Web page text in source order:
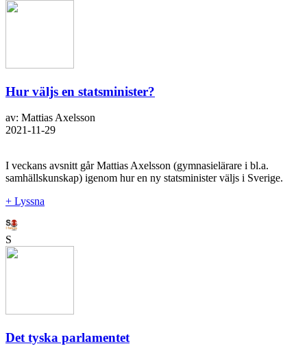
Hur väljs en statsminister?
av: Mattias Axelsson
2021-11-29
I veckans avsnitt går Mattias Axelsson (gymnasielärare i bl.a.
samhällskunskap) igenom hur en ny statsminister väljs i Sverige.
+ Lyssna
S
Det tyska parlamentet